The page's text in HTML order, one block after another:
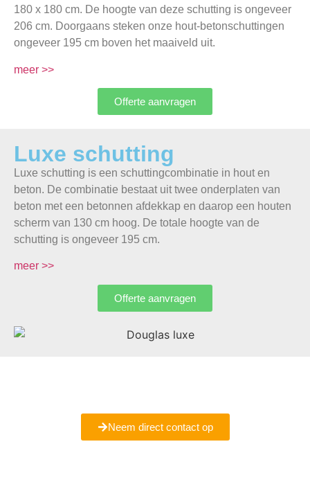
180 x 180 cm. De hoogte van deze schutting is ongeveer
206 cm. Doorgaans steken onze hout-betonschuttingen
ongeveer 195 cm boven het maaiveld uit.
meer >>
Offerte aanvragen
Luxe schutting
Luxe schutting is een schuttingcombinatie in hout en
beton. De combinatie bestaat uit twee onderplaten van
beton met een betonnen afdekkap en daarop een houten
scherm van 130 cm hoog. De totale hoogte van de
schutting is ongeveer 195 cm.
meer >>
Offerte aanvragen
Neem direct contact op